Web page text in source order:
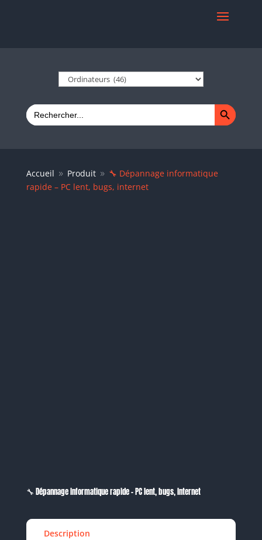
Search
for:
Search Button
Accueil 9 Produit 9 🔧 Dépannage informatique
rapide – PC lent, bugs, internet
🔧 Dépannage informatique rapide – PC lent, bugs, internet
Description